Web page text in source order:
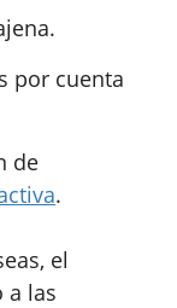
por cuenta
de
.
el
a las